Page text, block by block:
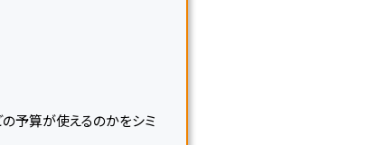
予算が使えるのかをシミ